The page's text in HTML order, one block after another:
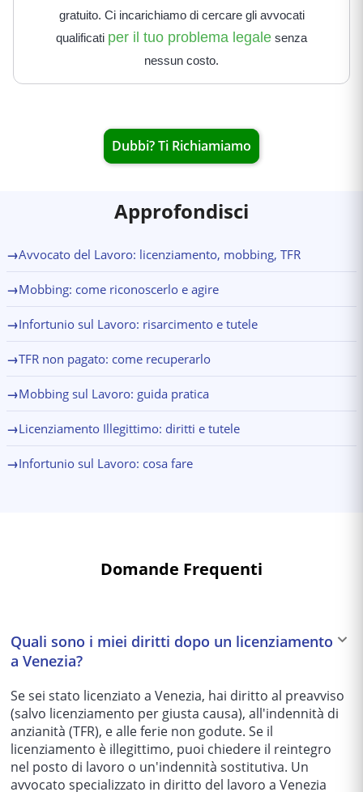
gratuito. Ci incarichiamo di cercare gli avvocati
qualificati per il tuo problema legale senza
nessun costo.
Dubbi? Ti Richiamiamo
Approfondisci
→Avvocato del Lavoro: licenziamento, mobbing, TFR
→Mobbing: come riconoscerlo e agire
→Infortunio sul Lavoro: risarcimento e tutele
→TFR non pagato: come recuperarlo
→Mobbing sul Lavoro: guida pratica
→Licenziamento Illegittimo: diritti e tutele
→Infortunio sul Lavoro: cosa fare
Domande Frequenti
Quali sono i miei diritti dopo un licenziamento
a Venezia?
Se sei stato licenziato a Venezia, hai diritto al preavviso
(salvo licenziamento per giusta causa), all'indennità di
anzianità (TFR), e alle ferie non godute. Se il
licenziamento è illegittimo, puoi chiedere il reintegro
nel posto di lavoro o un'indennità sostitutiva. Un
avvocato specializzato in diritto del lavoro a Venezia